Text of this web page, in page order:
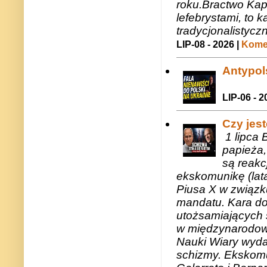
roku.Bractwo
lefebrystami, to
LIP-08 - 2026 |
LIP-06 -
Czy
1 lipca
są
ekskomunikę
Piusa X w
mandatu. Kara
utożsamiających
w
Nauki Wiary
schizmy.